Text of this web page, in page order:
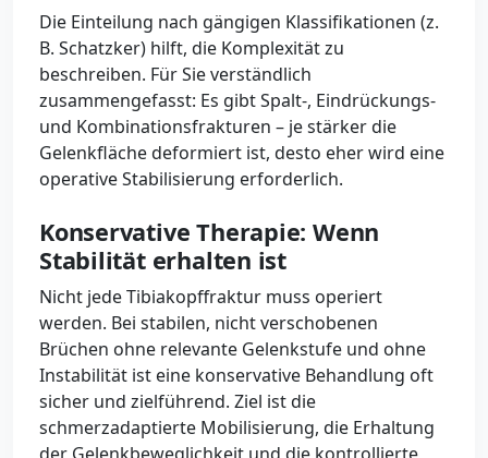
Die Einteilung nach gängigen Klassifikationen (z.
B. Schatzker) hilft, die Komplexität zu
beschreiben. Für Sie verständlich
zusammengefasst: Es gibt Spalt-, Eindrückungs-
und Kombinationsfrakturen – je stärker die
Gelenkfläche deformiert ist, desto eher wird eine
operative Stabilisierung erforderlich.
Konservative Therapie: Wenn
Stabilität erhalten ist
Nicht jede Tibiakopffraktur muss operiert
werden. Bei stabilen, nicht verschobenen
Brüchen ohne relevante Gelenkstufe und ohne
Instabilität ist eine konservative Behandlung oft
sicher und zielführend. Ziel ist die
schmerzadaptierte Mobilisierung, die Erhaltung